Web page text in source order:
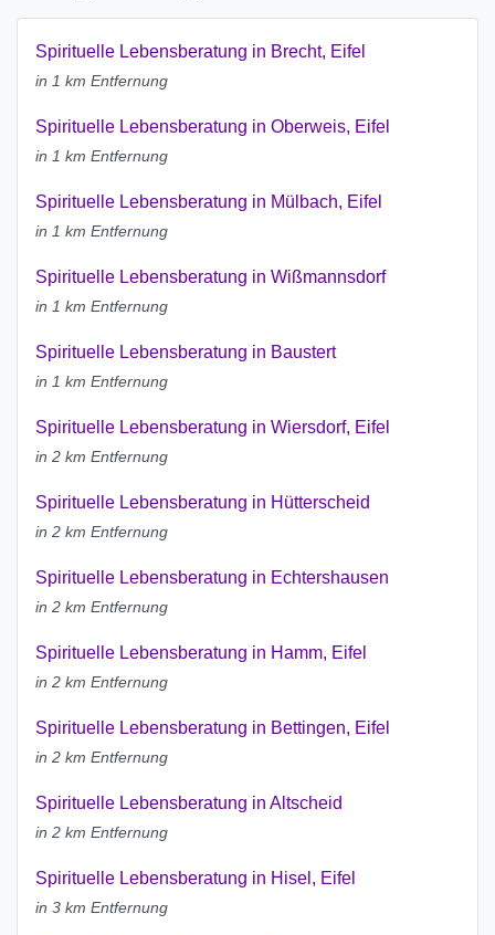
Spirituelle Lebensberatung in Brecht, Eifel
in 1 km Entfernung
Spirituelle Lebensberatung in Oberweis, Eifel
in 1 km Entfernung
Spirituelle Lebensberatung in Mülbach, Eifel
in 1 km Entfernung
Spirituelle Lebensberatung in Wißmannsdorf
in 1 km Entfernung
Spirituelle Lebensberatung in Baustert
in 1 km Entfernung
Spirituelle Lebensberatung in Wiersdorf, Eifel
in 2 km Entfernung
Spirituelle Lebensberatung in Hütterscheid
in 2 km Entfernung
Spirituelle Lebensberatung in Echtershausen
in 2 km Entfernung
Spirituelle Lebensberatung in Hamm, Eifel
in 2 km Entfernung
Spirituelle Lebensberatung in Bettingen, Eifel
in 2 km Entfernung
Spirituelle Lebensberatung in Altscheid
in 2 km Entfernung
Spirituelle Lebensberatung in Hisel, Eifel
in 3 km Entfernung